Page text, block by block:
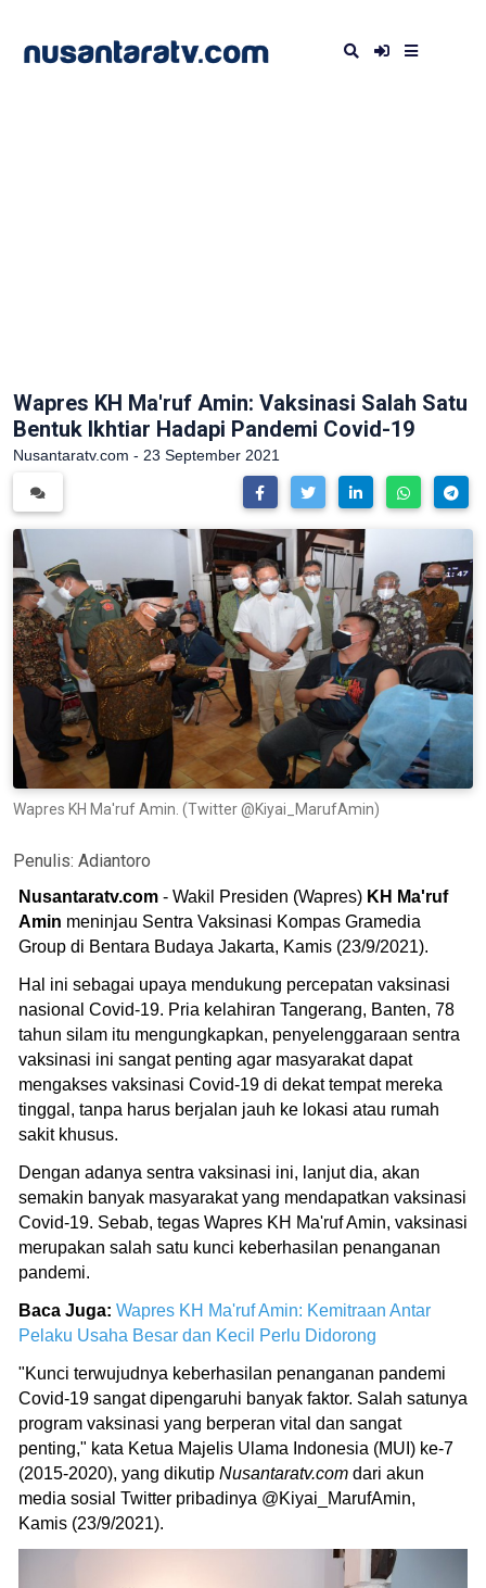
Wapres KH Ma'ruf Amin: Vaksinasi Salah Satu
Bentuk Ikhtiar Hadapi Pandemi Covid-19
Nusantaratv.com - 23 September 2021
Wapres KH Ma'ruf Amin. (Twitter @Kiyai_MarufAmin)
Penulis: Adiantoro
Nusantaratv.com - Wakil Presiden (Wapres) KH Ma'ruf
Amin meninjau Sentra Vaksinasi Kompas Gramedia
Group di Bentara Budaya Jakarta, Kamis (23/9/2021).
Hal ini sebagai upaya mendukung percepatan vaksinasi
nasional Covid-19. Pria kelahiran Tangerang, Banten, 78
tahun silam itu mengungkapkan, penyelenggaraan sentra
vaksinasi ini sangat penting agar masyarakat dapat
mengakses vaksinasi Covid-19 di dekat tempat mereka
tinggal, tanpa harus berjalan jauh ke lokasi atau rumah
sakit khusus.
Dengan adanya sentra vaksinasi ini, lanjut dia, akan
semakin banyak masyarakat yang mendapatkan vaksinasi
Covid-19. Sebab, tegas Wapres KH Ma'ruf Amin, vaksinasi
merupakan salah satu kunci keberhasilan penanganan
pandemi.
Baca Juga: Wapres KH Ma'ruf Amin: Kemitraan Antar
Pelaku Usaha Besar dan Kecil Perlu Didorong
"Kunci terwujudnya keberhasilan penanganan pandemi
Covid-19 sangat dipengaruhi banyak faktor. Salah satunya
program vaksinasi yang berperan vital dan sangat
penting," kata Ketua Majelis Ulama Indonesia (MUI) ke-7
(2015-2020), yang dikutip Nusantaratv.com dari akun
media sosial Twitter pribadinya @Kiyai_MarufAmin,
Kamis (23/9/2021).